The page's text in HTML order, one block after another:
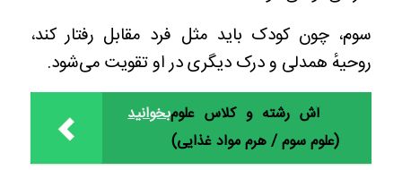
سوم، چون کودک باید مثل فرد مقابل رفتار کند،
روحیهٔ همدلی و درک دیگری در او تقویت می‌شود.
بخوانیدآش رشته و کلاس علوم
(علوم سوم / هرم مواد غذایی)